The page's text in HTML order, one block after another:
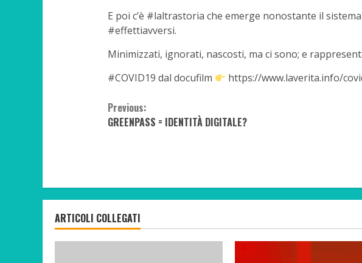
E poi c’è #laltrastoria che emerge nonostante il
#effettiavversi.
Minimizzati, ignorati, nascosti, ma ci sono; e
#COVID19 dal docufilm
https://www.laverita.info/
Continue
Reading
Previous:
GREENPASS = IDENTITÀ DIGITALE?
ARTICOLI COLLEGATI